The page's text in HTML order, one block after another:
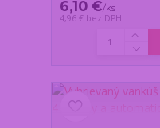
6,10 €/ks
4,96 € bez DPH